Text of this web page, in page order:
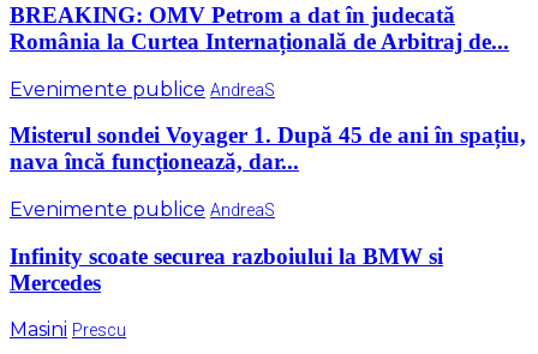
BREAKING: OMV Petrom a dat în judecată
România la Curtea Internațională de Arbitraj de...
Evenimente publice AndreaS
Misterul sondei Voyager 1. După 45 de ani în spațiu,
nava încă funcționează, dar...
Evenimente publice AndreaS
Infinity scoate securea razboiului la BMW si
Mercedes
Masini Prescu